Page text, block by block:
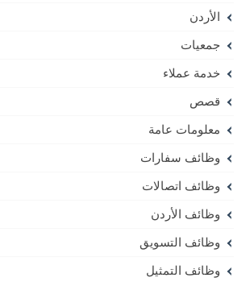
الأردن
جمعيات
خدمة عملاء
قصص
معلومات عامة
وظائف سفارات
وظائف اتصالات
وظائف الأردن
وظائف التسويق
وظائف التمثيل